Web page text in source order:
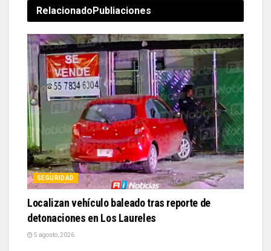
Relacionado Publiaciones
SEGURIDAD
Localizan vehículo baleado tras reporte de
detonaciones en Los Laureles
5 agosto, 2026